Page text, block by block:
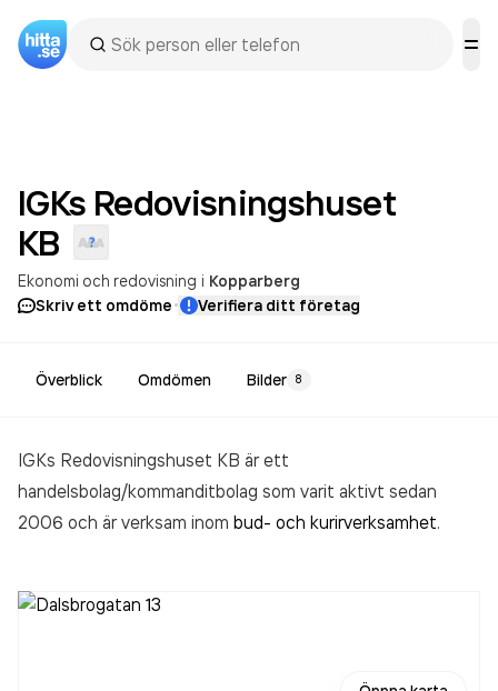
IGKs Redovisningshuset
KB
Ekonomi och redovisning i Kopparberg
Skriv ett omdöme· Verifiera ditt företag
Överblick Omdömen Bilder 8
IGKs Redovisningshuset KB är ett
handelsbolag/kommanditbolag som varit aktivt sedan
2006 och är verksam inom bud- och kurirverksamhet.